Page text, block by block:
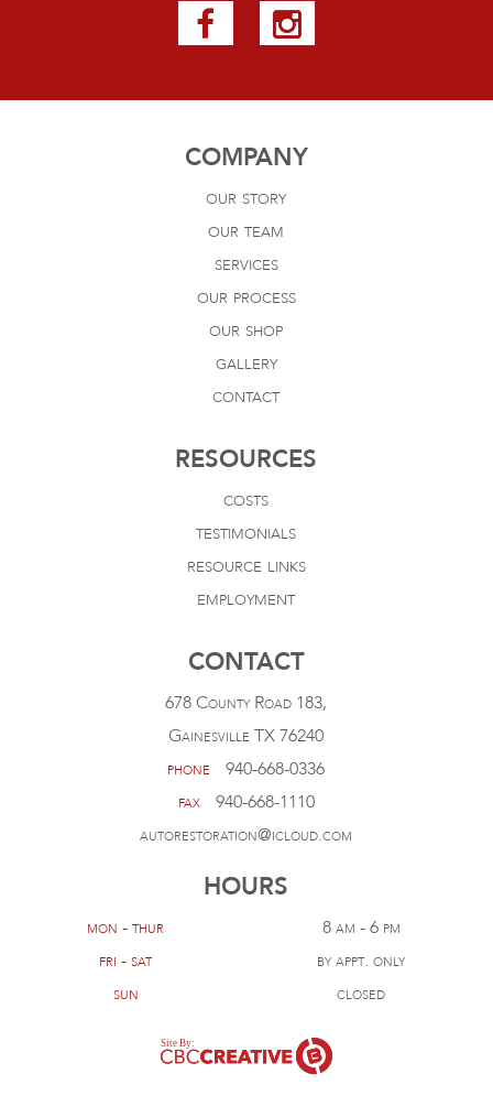
COMPANY
our story
our team
services
our process
our shop
gallery
contact
RESOURCES
costs
testimonials
resource links
employment
CONTACT
678 County Road 183,
Gainesville TX 76240
phone
940-668-0336
fax
940-668-1110
autorestoration@icloud.com
HOURS
mon - thur
8 am - 6 pm
fri - sat
by appt. only
sun
closed